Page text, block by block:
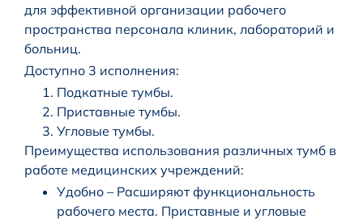
для эффективной организации рабочего
пространства персонала клиник, лабораторий и
больниц.
Доступно 3 исполнения:
Подкатные тумбы.
Приставные тумбы.
Угловые тумбы.
Преимущества использования различных тумб в
работе медицинских учреждений:
Удобно – Расширяют функциональность
рабочего места. Приставные и угловые